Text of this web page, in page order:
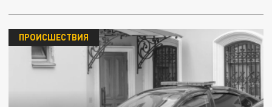
ПРОИСШЕСТВИЯ